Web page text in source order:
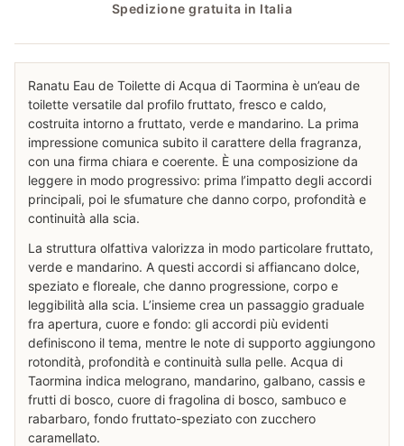
Spedizione gratuita in Italia
Ranatu Eau de Toilette di Acqua di Taormina è un’eau de
toilette versatile dal profilo fruttato, fresco e caldo,
costruita intorno a fruttato, verde e mandarino. La prima
impressione comunica subito il carattere della fragranza,
con una firma chiara e coerente. È una composizione da
leggere in modo progressivo: prima l’impatto degli accordi
principali, poi le sfumature che danno corpo, profondità e
continuità alla scia.
La struttura olfattiva valorizza in modo particolare fruttato,
verde e mandarino. A questi accordi si affiancano dolce,
speziato e floreale, che danno progressione, corpo e
leggibilità alla scia. L’insieme crea un passaggio graduale
fra apertura, cuore e fondo: gli accordi più evidenti
definiscono il tema, mentre le note di supporto aggiungono
rotondità, profondità e continuità sulla pelle. Acqua di
Taormina indica melograno, mandarino, galbano, cassis e
frutti di bosco, cuore di fragolina di bosco, sambuco e
rabarbaro, fondo fruttato-speziato con zucchero
caramellato.